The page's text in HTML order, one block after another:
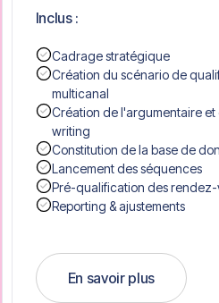
Inclus :
Cadrage stratégique
Création du scénario de
multicanal
Création de l'argumentaire et
writing
Constitution de la base de
Lancement des séquences
Pré-qualification des rendez-
Reporting & ajustements
En savoir plus
Get Started